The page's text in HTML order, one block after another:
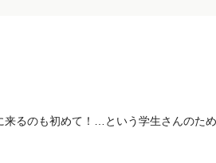
るのも初めて！…という学生さんの